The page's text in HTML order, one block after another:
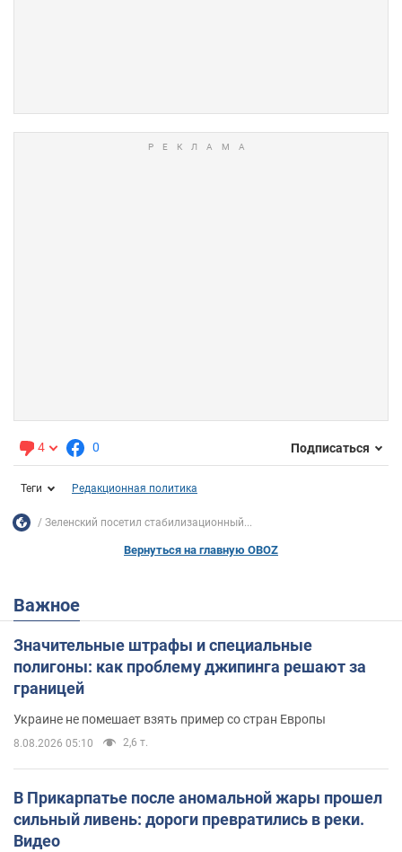
4 0 Подписаться
Теги Редакционная политика
Зеленский посетил стабилизационный...
Вернуться на главную OBOZ
Важное
Значительные штрафы и специальные
полигоны: как проблему джипинга решают за
границей
Украине не помешает взять пример со стран Европы
8.08.2026 05:10 2,6 т.
В Прикарпатье после аномальной жары прошел
сильный ливень: дороги превратились в реки.
Видео